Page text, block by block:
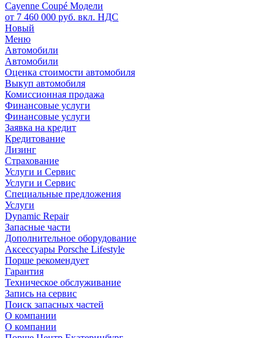
Cayenne Coupé Модели
от 7 460 000 руб. вкл. НДС
Новый
Меню
Автомобили
Автомобили
Оценка стоимости автомобиля
Выкуп автомобиля
Комиссионная продажа
Финансовые услуги
Финансовые услуги
Заявка на кредит
Кредитование
Лизинг
Страхование
Услуги и Сервис
Услуги и Сервис
Специальные предложения
Услуги
Dynamic Repair
Запасные части
Дополнительное оборудование
Аксессуары Porsche Lifestyle
Порше рекомендует
Гарантия
Техническое обслуживание
Запись на сервис
Поиск запасных частей
О компании
О компании